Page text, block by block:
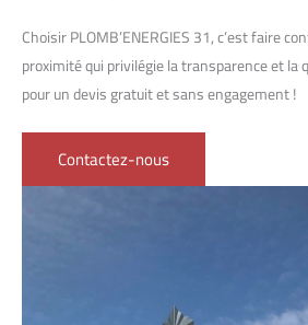
Choisir PLOMB’ENERGIES 31, c’est faire
proximité qui privilégie la transparence et la
pour un devis gratuit et sans engagement !
Contactez-nous